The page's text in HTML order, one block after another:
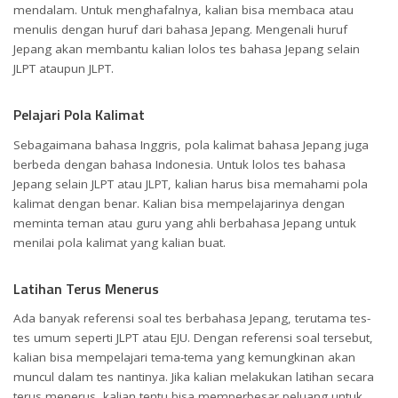
mendalam. Untuk menghafalnya, kalian bisa membaca atau
menulis dengan huruf dari bahasa Jepang. Mengenali huruf
Jepang akan membantu kalian lolos tes bahasa Jepang selain
JLPT ataupun JLPT.
Pelajari Pola Kalimat
Sebagaimana bahasa Inggris, pola kalimat bahasa Jepang juga
berbeda dengan bahasa Indonesia. Untuk lolos tes bahasa
Jepang selain JLPT atau JLPT, kalian harus bisa memahami pola
kalimat dengan benar. Kalian bisa mempelajarinya dengan
meminta teman atau guru yang ahli berbahasa Jepang untuk
menilai pola kalimat yang kalian buat.
Latihan Terus Menerus
Ada banyak referensi soal tes berbahasa Jepang, terutama tes-
tes umum seperti JLPT atau EJU. Dengan referensi soal tersebut,
kalian bisa mempelajari tema-tema yang kemungkinan akan
muncul dalam tes nantinya. Jika kalian melakukan latihan secara